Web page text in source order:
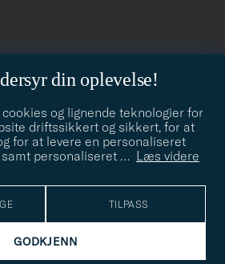
din oplevelse!
og lignende teknologier for
driftssikkert og sikkert, for at
for at levere en personaliseret
personaliseret … Læs videre
TILPASS
GODKJENN